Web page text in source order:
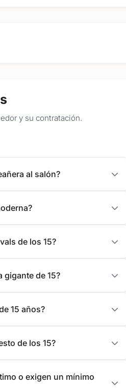
y su contratación.
al salón?
de los 15?
gigante de 15?
15 años?
de los 15?
o exigen un mínimo